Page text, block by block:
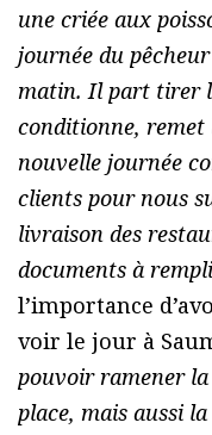
une criée aux
journée du
matin. Il part tirer
conditionne,
nouvelle journée
clients pour nous
livraison des
documents à
l’importance
voir le jour à
pouvoir ramener
place, mais aussi